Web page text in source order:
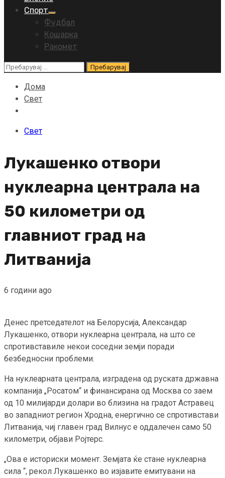
Спорт
Фудбал
Кошарка
Ракомет
Пребарувај
Дома
Свет
Свет
Лукашенко отвори
нуклеарна централа на
50 километри од
главниот град на
Литванија
6 години ago
Денес претседателот на Белорусија, Александар
Лукашенко, отвори нуклеарна централа, на што се
спротивставиле некои соседни земји поради
безбедносни проблеми.
На нуклеарната централа, изградена од руската државна
компанија „Росатом“ и финансирана од Москва со заем
од 10 милијарди долари во близина на градот Астравец
во западниот регион Хродна, енергично се спротивстави
Литванија, чиј главен град Вилнус е оддалечен само 50
километри, објави Ројтерс.
„Ова е историски момент. Земјата ќе стане нуклеарна
сила “, рекол Лукашенко во изјавите емитувани на